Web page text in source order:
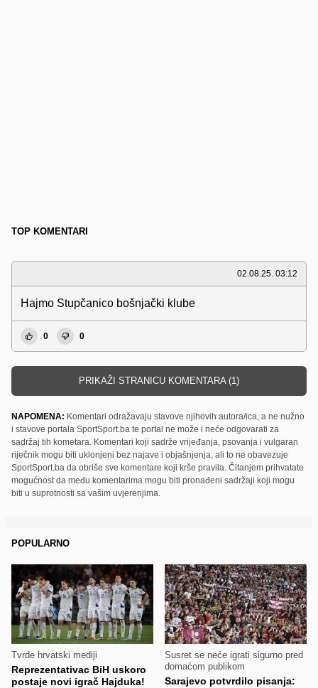
TOP KOMENTARI
02.08.25. 03:12
Hajmo Stupčanico bošnjački klube
0 0
PRIKAŽI STRANICU KOMENTARA (1)
NAPOMENA: Komentari odražavaju stavove njihovih autora/ica, a ne nužno
i stavove portala SportSport.ba te portal ne može i neće odgovarati za
sadržaj tih kometara. Komentari koji sadrže vrijeđanja, psovanja i vulgaran
riječnik mogu biti uklonjeni bez najave i objašnjenja, ali to ne obavezuje
SportSport.ba da obriše sve komentare koji krše pravila. Čitanjem prihvatate
mogućnost da među komentarima mogu biti pronađeni sadržaji koji mogu
biti u suprotnosti sa vašim uvjerenjima.
POPULARNO
Tvrde hrvatski mediji
Reprezentativac BiH uskoro
postaje novi igrač Hajduka!
Susret se neće igrati sigurno pred
domaćom publikom
Sarajevo potvrdilo pisanja: